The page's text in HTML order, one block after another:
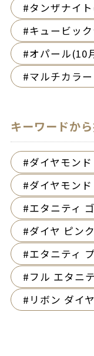
タンザナイ
キュービッ
オパール(10
マルチカラー
キーワードか
ダイヤモン
ダイヤモン
エタニティ
ダイヤ ピン
エタニティ
フル エタニ
リボン ダイヤ